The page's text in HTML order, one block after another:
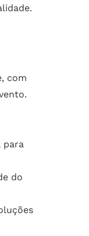
com
para
do